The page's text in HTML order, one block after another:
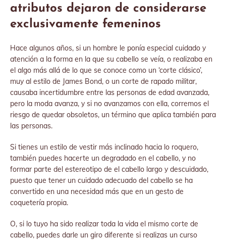
atributos dejaron de considerarse
exclusivamente femeninos
Hace algunos años, si un hombre le ponía especial cuidado y
atención a la forma en la que su cabello se veía, o realizaba en
el algo más allá de lo que se conoce como un ‘corte clásico’,
muy al estilo de James Bond, o un corte de rapado militar,
causaba incertidumbre entre las personas de edad avanzada,
pero la moda avanza, y si no avanzamos con ella, corremos el
riesgo de quedar obsoletos, un término que aplica también para
las personas.
Si tienes un estilo de vestir más inclinado hacia lo roquero,
también puedes hacerte un degradado en el cabello, y no
formar parte del estereotipo de el cabello largo y descuidado,
puesto que tener un cuidado adecuado del cabello se ha
convertido en una necesidad más que en un gesto de
coquetería propia.
O, si lo tuyo ha sido realizar toda la vida el mismo corte de
cabello, puedes darle un giro diferente si realizas un curso